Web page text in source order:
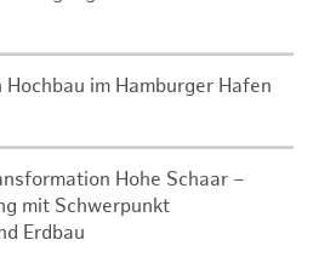
im Hamburger Hafen
Hohe Schaar –
mit Schwerpunkt
Erdbau